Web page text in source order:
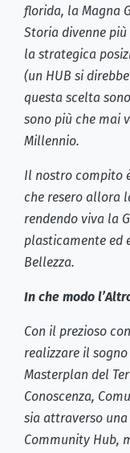
florida, la Magna
Storia divenne
la strategica
(un HUB si
questa scelta
sono più che mai
Millennio.
Il nostro compito
che resero allora
rendendo viva la
plasticamente ed
Bellezza.
In che modo
Con il prezioso
realizzare il
Masterplan del
Conoscenza,
sia attraverso
Community Hub,